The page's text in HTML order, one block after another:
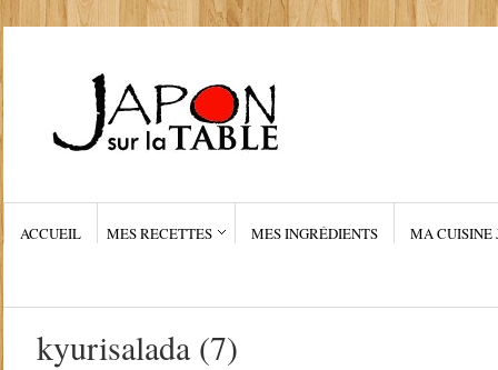
ACCUEIL MES RECETTES MES INGRÉDIENTS MA CUISINE
kyurisalada (7)